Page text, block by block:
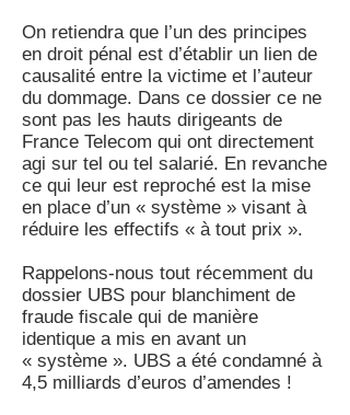
On retiendra que l’un des principes
en droit pénal est d’établir un lien de
causalité entre la victime et l’auteur
du dommage. Dans ce dossier ce ne
sont pas les hauts dirigeants de
France Telecom qui ont directement
agi sur tel ou tel salarié. En revanche
ce qui leur est reproché est la mise
en place d’un « système » visant à
réduire les effectifs « à tout prix ».
Rappelons-nous tout récemment du
dossier UBS pour blanchiment de
fraude fiscale qui de manière
identique a mis en avant un
« système ». UBS a été condamné à
4,5 milliards d’euros d’amendes !